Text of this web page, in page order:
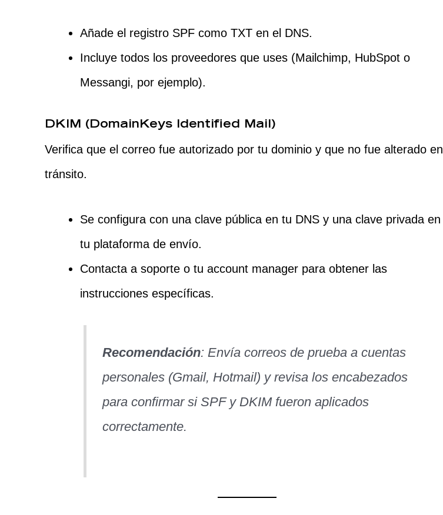
Añade el registro SPF como TXT en el DNS.
Incluye todos los proveedores que uses (Mailchimp, HubSpot o
Messangi, por ejemplo).
DKIM (DomainKeys Identified Mail)
Verifica que el correo fue autorizado por tu dominio y que no fue alterado en
tránsito.
Se configura con una clave pública en tu DNS y una clave privada en
tu plataforma de envío.
Contacta a soporte o tu account manager para obtener las
instrucciones específicas.
Recomendación: Envía correos de prueba a cuentas
personales (Gmail, Hotmail) y revisa los encabezados
para confirmar si SPF y DKIM fueron aplicados
correctamente.